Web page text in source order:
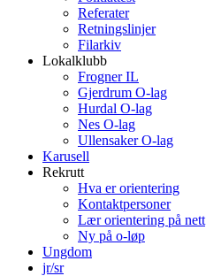
Referater
Retningslinjer
Filarkiv
Lokalklubb
Frogner IL
Gjerdrum O-lag
Hurdal O-lag
Nes O-lag
Ullensaker O-lag
Karusell
Rekrutt
Hva er orientering
Kontaktpersoner
Lær orientering på nett
Ny på o-løp
Ungdom
jr/sr